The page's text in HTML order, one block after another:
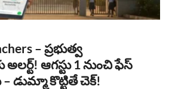
– ప్రభుత్వ
ఆగస్టు 1 నుంచి ఫేస్
డుమ్మా కొట్టితే చెక్!